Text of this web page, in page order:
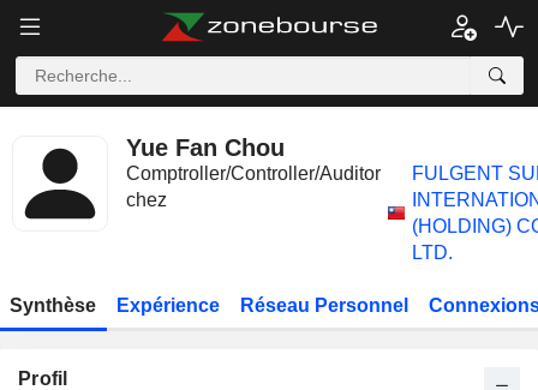
Yue Fan Chou
Comptroller/Controller/Auditor
chez
FULGENT
(HOLDING)
LTD.
Synthèse Expérience Réseau Personnel
Profil